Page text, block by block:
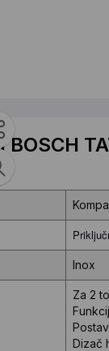
BOSCH
Inox
Za 2
Dizač